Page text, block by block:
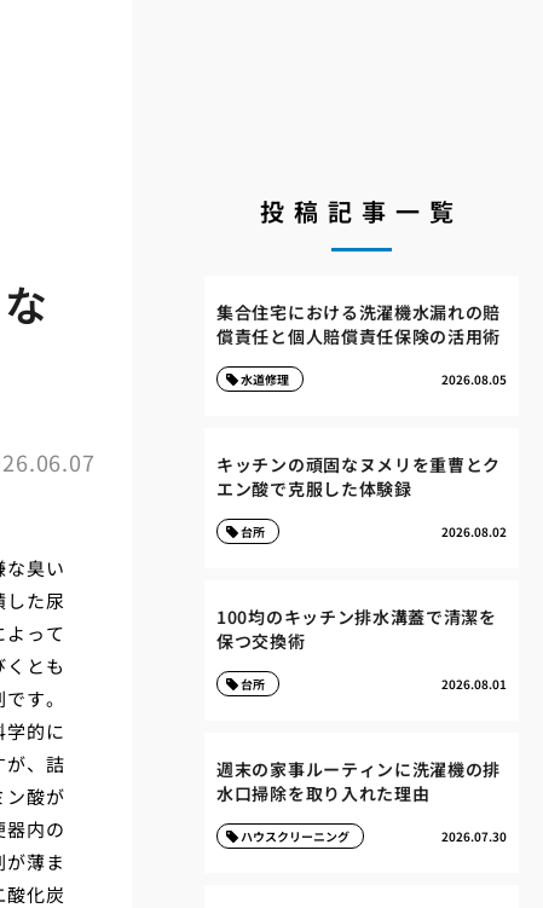
な臭い
した尿
よって
とも
す。
学的に
が、詰
ン酸が
器内の
薄ま
酸化炭
投稿記事一覧
集合住宅における洗濯機水漏れの賠
償責任と個人賠償責任保険の活用術
2026.08.05
水道修理
キッチンの頑固なヌメリを重曹とク
エン酸で克服した体験録
2026.08.02
台所
100均のキッチン排水溝蓋で清潔を
保つ交換術
2026.08.01
台所
週末の家事ルーティンに洗濯機の排
水口掃除を取り入れた理由
2026.07.30
ハウスクリーニング